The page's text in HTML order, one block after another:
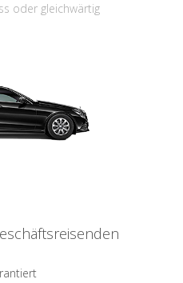
oder gleichwärtig